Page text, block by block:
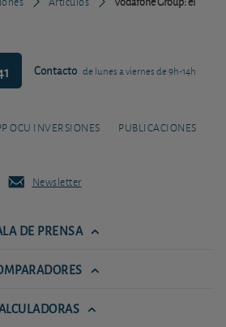
Contacto de lunes a viernes de 9h-14h
OCU INVERSIONES PUBLICACIONES
Newsletter
DE PRENSA